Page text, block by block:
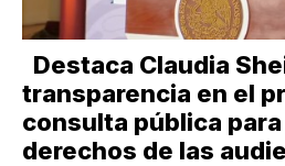
Destaca Claudia
transparencia en el
consulta pública
derechos de las